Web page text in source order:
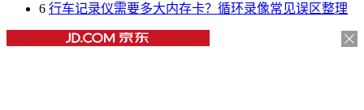
6 行车记录仪需要多大内存卡？循环录像常见误区整理